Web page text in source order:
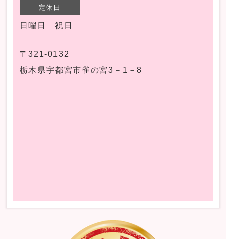
定休日
日曜日 祝日
〒321-0132
栃木県宇都宮市雀の宮3－1－8